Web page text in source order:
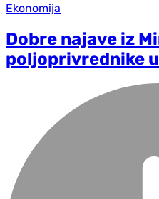
Ekonomija
Dobre najave iz
poljoprivrednike